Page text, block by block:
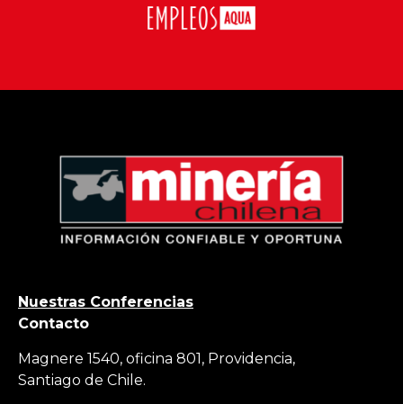
Nuestras Conferencias
Contacto
Magnere 1540, oficina 801, Providencia,
Santiago de Chile.